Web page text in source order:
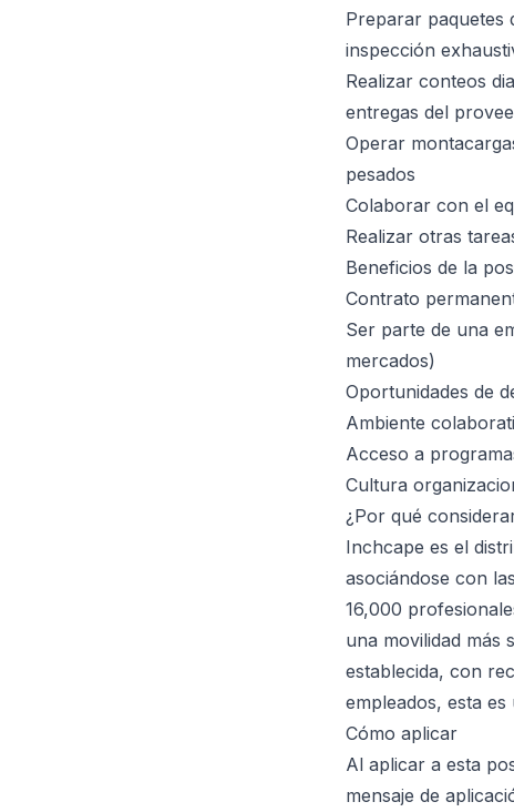
Preparar paquetes
inspección
Realizar conteos
entregas del
Operar
pesados
Colaborar con el
Realizar otras
Beneficios de la
Contrato
Ser parte de una
mercados)
Oportunidades de
Ambiente
Acceso a
Cultura
¿Por qué
Inchcape es el
asociándose con
16,000
una movilidad más
establecida, con
empleados, esta
Cómo aplicar
Al aplicar a esta
mensaje de